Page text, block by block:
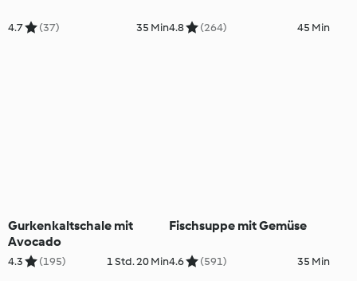
4.7 (37) 35 Min4.8 (264) 45 Min
Gurkenkaltschale mit
Avocado
4.3 (195) 1 Std. 20 Min
Fischsuppe mit Gemüse
4.6 (591) 35 Min